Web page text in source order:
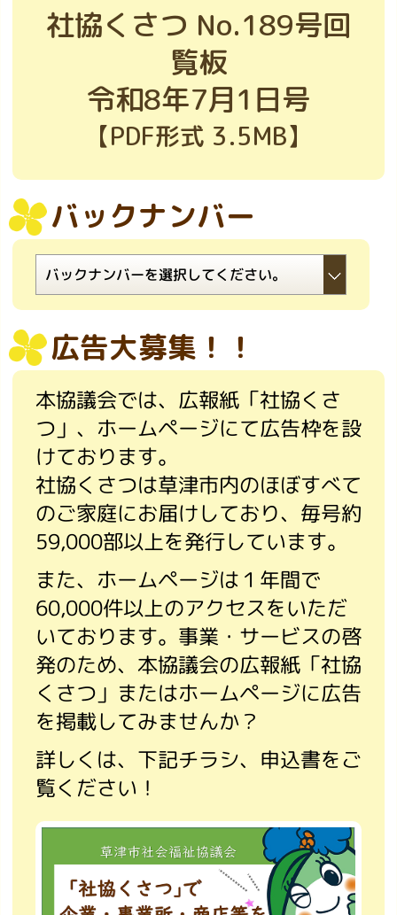
社協くさつ No.189号回
覧板
令和8年7月1日号
【PDF形式 3.5MB】
バックナンバー
広告大募集！！
本協議会では、広報紙「社協くさ
つ」、ホームページにて広告枠を設
けております。
社協くさつは草津市内のほぼすべて
のご家庭にお届けしており、毎号約
59,000部以上を発行しています。
また、ホームページは１年間で
60,000件以上のアクセスをいただ
いております。事業・サービスの啓
発のため、本協議会の広報紙「社協
くさつ」またはホームページに広告
を掲載してみませんか？
詳しくは、下記チラシ、申込書をご
覧ください！